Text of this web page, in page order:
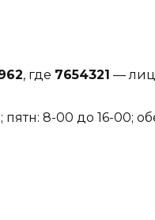
, где 7654321 —
8-00 до 16-00;